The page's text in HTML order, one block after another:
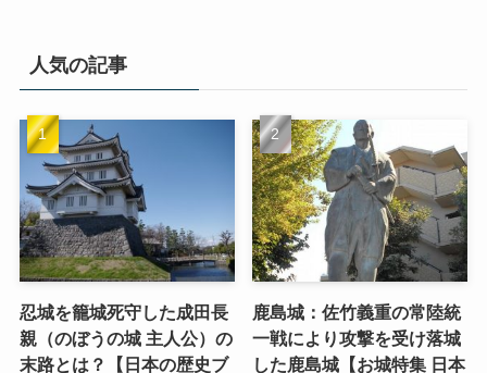
人気の記事
忍城を籠城死守した成田長
親（のぼうの城 主人公）の
末路とは？【日本の歴史ブ
鹿島城：佐竹義重の常陸統
一戦により攻撃を受け落城
した鹿島城【お城特集 日本